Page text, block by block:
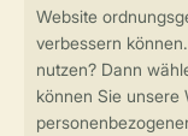
Sicher und